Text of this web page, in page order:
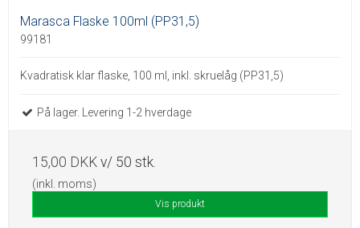
Marasca Flaske 100ml (PP31,5)
99181
Kvadratisk klar flaske, 100 ml, inkl. skruelåg (PP31,5)
På lager. Levering 1-2 hverdage
15,00 DKK v/ 50 stk.
(inkl. moms)
Vis produkt